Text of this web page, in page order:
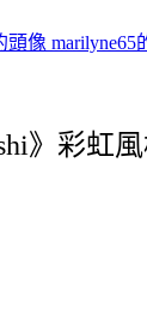
marilyne65
》彩虹